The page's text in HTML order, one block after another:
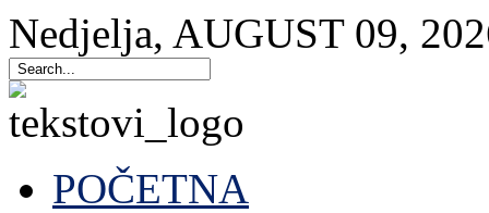
Nedjelja, AUGUST 09,
POČETNA